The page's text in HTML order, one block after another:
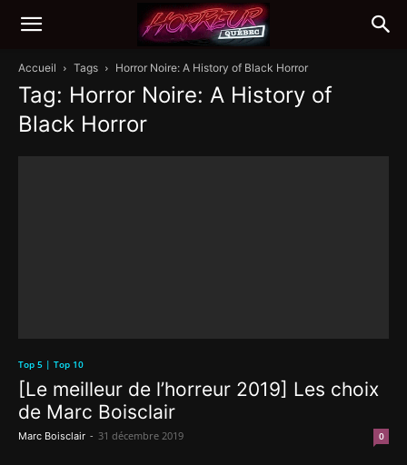
Accueil Tags Horror Noire: A History of Black Horror
Tag: Horror Noire: A History of
Black Horror
Top 5 | Top 10
[Le meilleur de l’horreur 2019] Les choix
de Marc Boisclair
Marc Boisclair - 31 décembre 2019 0